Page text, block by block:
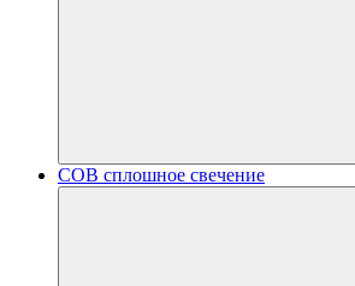
COB сплошное свечение